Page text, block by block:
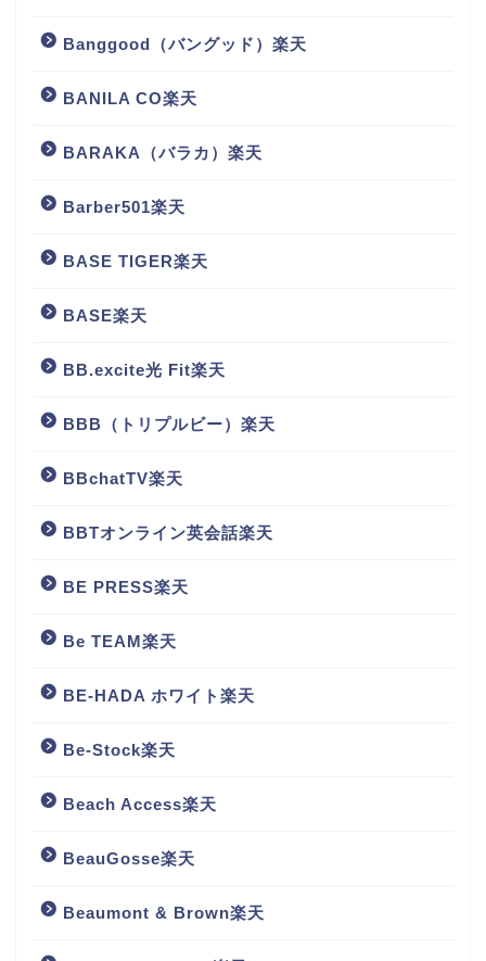
Banggood（バングッド）楽天
BANILA CO楽天
BARAKA（バラカ）楽天
Barber501楽天
BASE TIGER楽天
BASE楽天
BB.excite光 Fit楽天
BBB（トリプルビー）楽天
BBchatTV楽天
BBTオンライン英会話楽天
BE PRESS楽天
Be TEAM楽天
BE-HADA ホワイト楽天
Be-Stock楽天
Beach Access楽天
BeauGosse楽天
Beaumont & Brown楽天